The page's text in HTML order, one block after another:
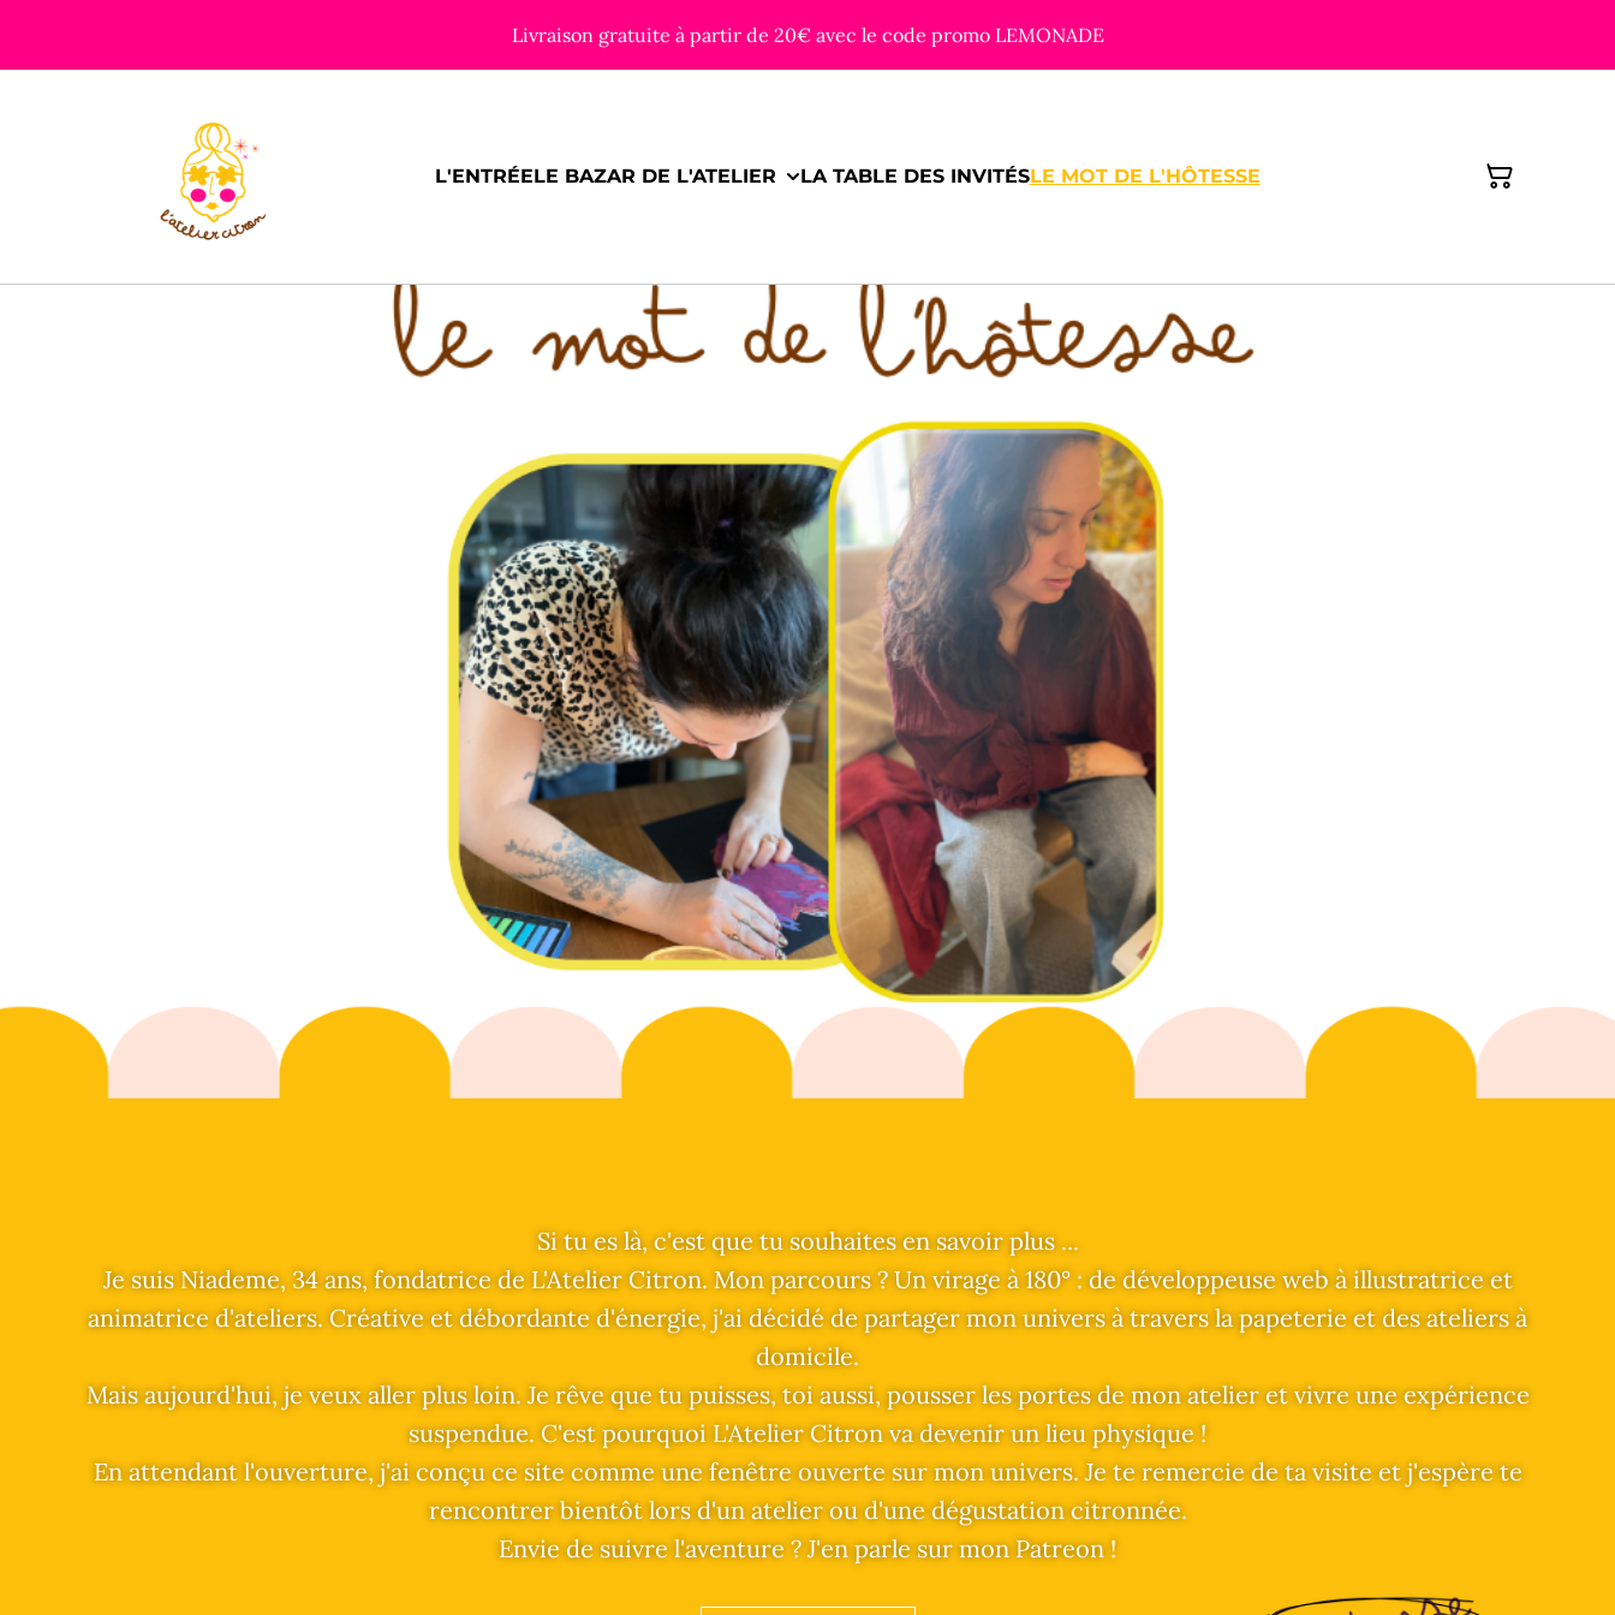
Livraison gratuite à partir de 20€ avec le code promo LEMONADE
L'ENTRÉELE BAZAR DE L'ATELIER LA TABLE DES INVITÉSLE MOT DE L'HÔTESSE
Si tu es là, c'est que tu souhaites en savoir plus ...
Je suis Niademe, 34 ans, fondatrice de L'Atelier Citron. Mon parcours ? Un virage à 180° : de développeuse web à illustratrice et
animatrice d'ateliers. Créative et débordante d'énergie, j'ai décidé de partager mon univers à travers la papeterie et des ateliers à
domicile.
Mais aujourd'hui, je veux aller plus loin. Je rêve que tu puisses, toi aussi, pousser les portes de mon atelier et vivre une expérience
suspendue. C'est pourquoi L'Atelier Citron va devenir un lieu physique !
En attendant l'ouverture, j'ai conçu ce site comme une fenêtre ouverte sur mon univers. Je te remercie de ta visite et j'espère te
rencontrer bientôt lors d'un atelier ou d'une dégustation citronnée.
Envie de suivre l'aventure ? J'en parle sur mon Patreon !